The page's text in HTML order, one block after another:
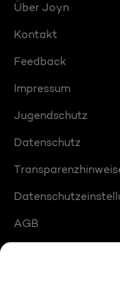
Über Joyn
Kontakt
Feedback
Impressum
Jugendschutz
Datenschutz
AGB